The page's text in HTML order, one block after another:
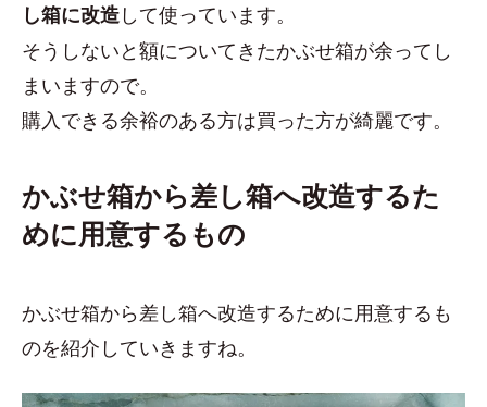
し箱に改造して使っています。
そうしないと額についてきたかぶせ箱が余ってし
まいますので。
購入できる余裕のある方は買った方が綺麗です。
かぶせ箱から差し箱へ改造するた
めに用意するもの
かぶせ箱から差し箱へ改造するために用意するも
のを紹介していきますね。